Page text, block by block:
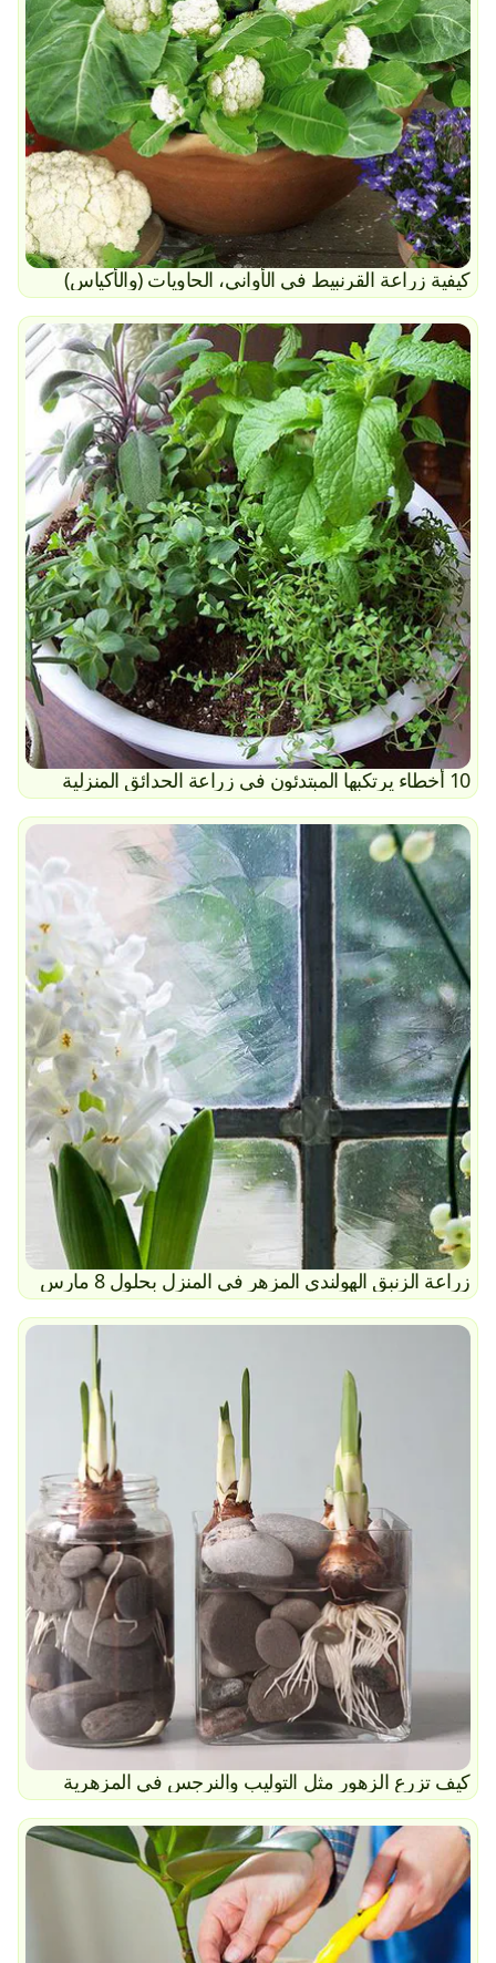
كيفية زراعة القرنبيط في الأواني، الحاويات (والأكياس)
10 أخطاء يرتكبها المبتدئون في زراعة الحدائق المنزلية
زراعة الزنبق الهولندي المزهر في المنزل بحلول 8 مارس
كيف تزرع الزهور مثل التوليب والنرجس في المزهرية